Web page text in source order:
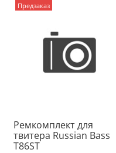
Предзаказ
Ремкомплект для
твитера Russian Bass
T86ST